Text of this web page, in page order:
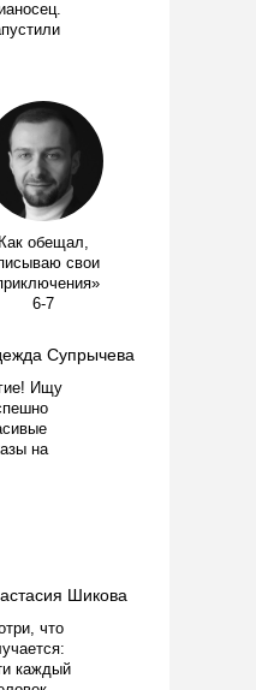
Как обещал,
свои
6-7
Ищу
на
что
каждый